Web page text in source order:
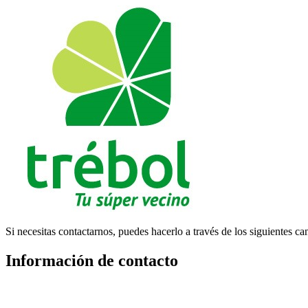
Si necesitas contactarnos, puedes hacerlo a través de los siguientes
Información de contacto